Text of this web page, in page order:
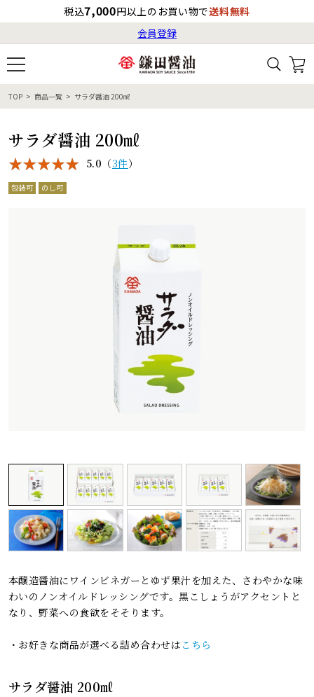
税込7,000円以上のお買い物で送料無料
会員登録
ログイン
会員登録
すべての商品一覧
商品カテゴリ
安全・安心への取り組み
会社案内
お電話でのお問い合わせ・ご注文
0120-46-0306
受付時間 / 8:00〜17:30（日・祝日除く）
すべてから検索
カタログ番号・記号検索
TOP 商品一覧 サラダ醤油 200㎖
サラダ醤油 200㎖
5.0 （3件）
包装可 のし可
本醸造醤油にワインビネガーとゆず果汁を加えた、さわやかな味
わいのノンオイルドレッシングです。黒こしょうがアクセントと
なり、野菜への食欲をそそります。
・お好きな商品が選べる詰め合わせは こちら
サラダ醤油 200㎖
最短お届け日（国内）の目安
8月7日
13:00
8月8日